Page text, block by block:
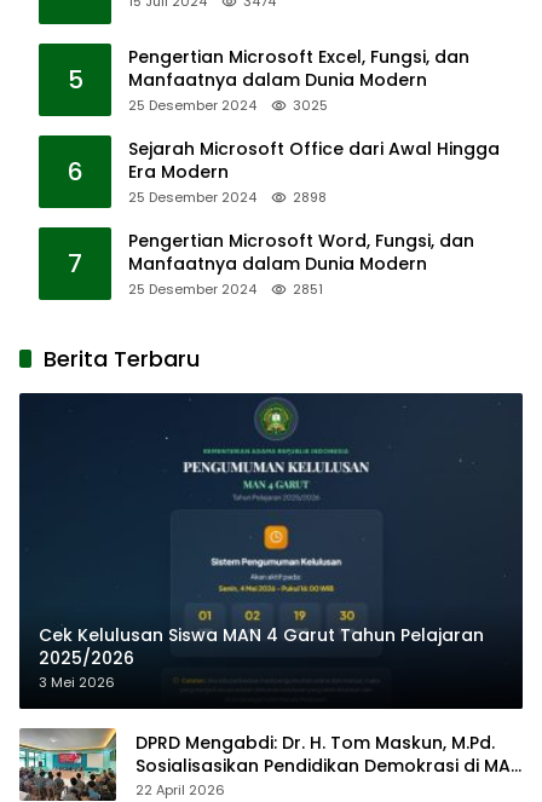
5
Pengertian Microsoft Excel, Fungsi, dan
Manfaatnya dalam Dunia Modern
25 Desember 2024 3025
6
Sejarah Microsoft Office dari Awal Hingga
Era Modern
25 Desember 2024 2898
7
Pengertian Microsoft Word, Fungsi, dan
Manfaatnya dalam Dunia Modern
25 Desember 2024 2851
Berita Terbaru
Cek Kelulusan Siswa MAN 4 Garut Tahun Pelajaran
2025/2026
3 Mei 2026
DPRD Mengabdi: Dr. H. Tom Maskun, M.Pd.
Sosialisasikan Pendidikan Demokrasi di MAN
4 Garut
22 April 2026